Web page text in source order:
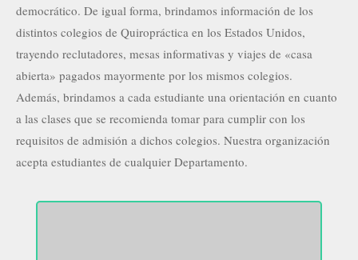
democrático. De igual forma, brindamos información de los
distintos colegios de Quiropráctica en los Estados Unidos,
trayendo reclutadores, mesas informativas y viajes de «casa
abierta» pagados mayormente por los mismos colegios.
Además, brindamos a cada estudiante una orientación en cuanto
a las clases que se recomienda tomar para cumplir con los
requisitos de admisión a dichos colegios. Nuestra organización
acepta estudiantes de cualquier Departamento.